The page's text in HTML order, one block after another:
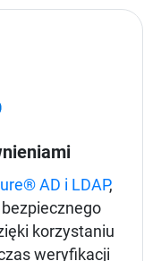
AD i LDAP,
bezpiecznego
korzystaniu
weryfikacji